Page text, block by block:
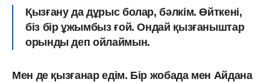
Қызғану да дұрыс болар, бәлкім. Өйткені,
біз бір ұжымбыз ғой. Ондай қызғаныштар
орынды деп ойлаймын.
Мен де қызғанар едім. Бір жобада мен Айдана